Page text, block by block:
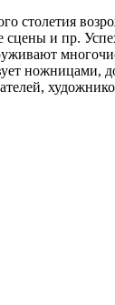
столетия
и пр.